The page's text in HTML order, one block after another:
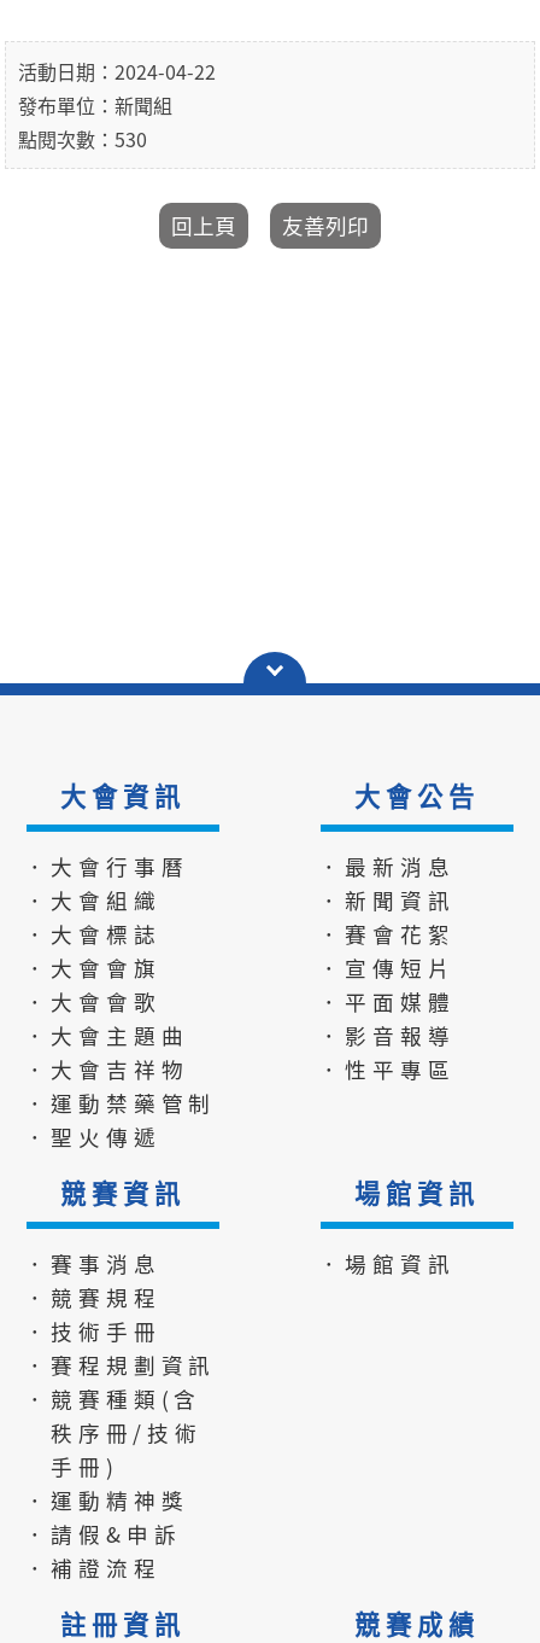
活動日期：2024-04-22
發布單位：新聞組
點閱次數：530
大會資訊
．大會行事曆
．大會組織
．大會標誌
．大會會旗
．大會會歌
．大會主題曲
．大會吉祥物
．運動禁藥管制
．聖火傳遞
大會公告
．最新消息
．新聞資訊
．賽會花絮
．宣傳短片
．平面媒體
．影音報導
．性平專區
競賽資訊
．賽事消息
．競賽規程
．技術手冊
．賽程規劃資訊
．競賽種類(含
秩序冊/技術
手冊)
．運動精神獎
．請假&申訴
．補證流程
場館資訊
．場館資訊
註冊資訊 競賽成績